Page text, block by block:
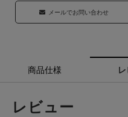
メールでお問い合わせ
商品仕様
レビュー